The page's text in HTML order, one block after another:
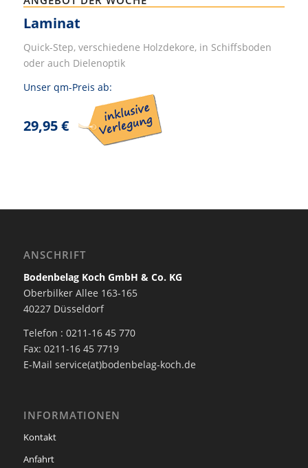
Laminat
Quick-Step, verschiedene Holzdekore, in Schiffsboden
oder auch Dielenoptik
Unser qm-Preis ab:
29,95 €
ANSCHRIFT
Bodenbelag Koch GmbH & Co. KG
Oberbilker Allee 163-165
40227 Düsseldorf
Telefon : 0211-16 45 770
Fax: 0211-16 45 7719
E-Mail service(at)bodenbelag-koch.de
INFORMATIONEN
Kontakt
Anfahrt